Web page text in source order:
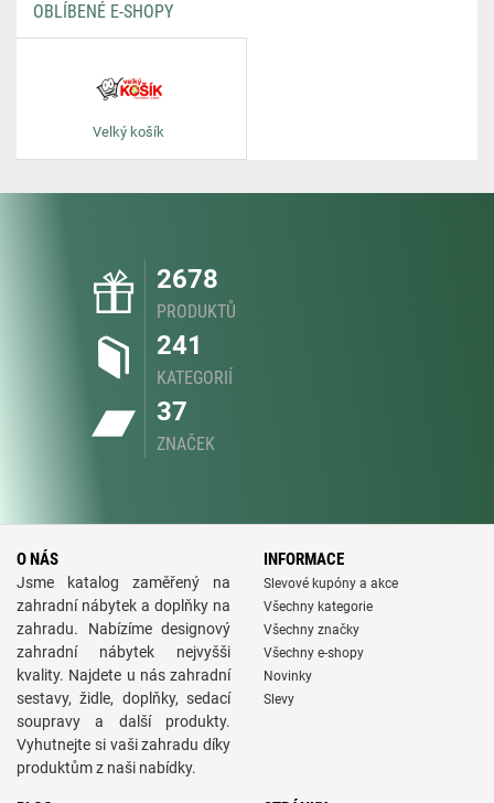
OBLÍBENÉ E-SHOPY
Velký košík
2678
PRODUKTŮ
241
KATEGORIÍ
37
ZNAČEK
O NÁS
Jsme katalog zaměřený na
zahradní nábytek a doplňky na
zahradu. Nabízíme designový
zahradní nábytek nejvyšši
kvality. Najdete u nás zahradní
sestavy, židle, doplňky, sedací
soupravy a další produkty.
Vyhutnejte si vaši zahradu díky
produktům z naši nabídky.
INFORMACE
Slevové kupóny a akce
Všechny kategorie
Všechny značky
Všechny e-shopy
Novinky
Slevy